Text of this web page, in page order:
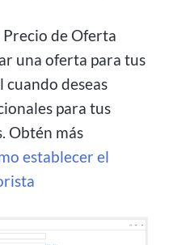
de Oferta
una oferta para tus
cuando deseas
para tus
Obtén más
establecer el